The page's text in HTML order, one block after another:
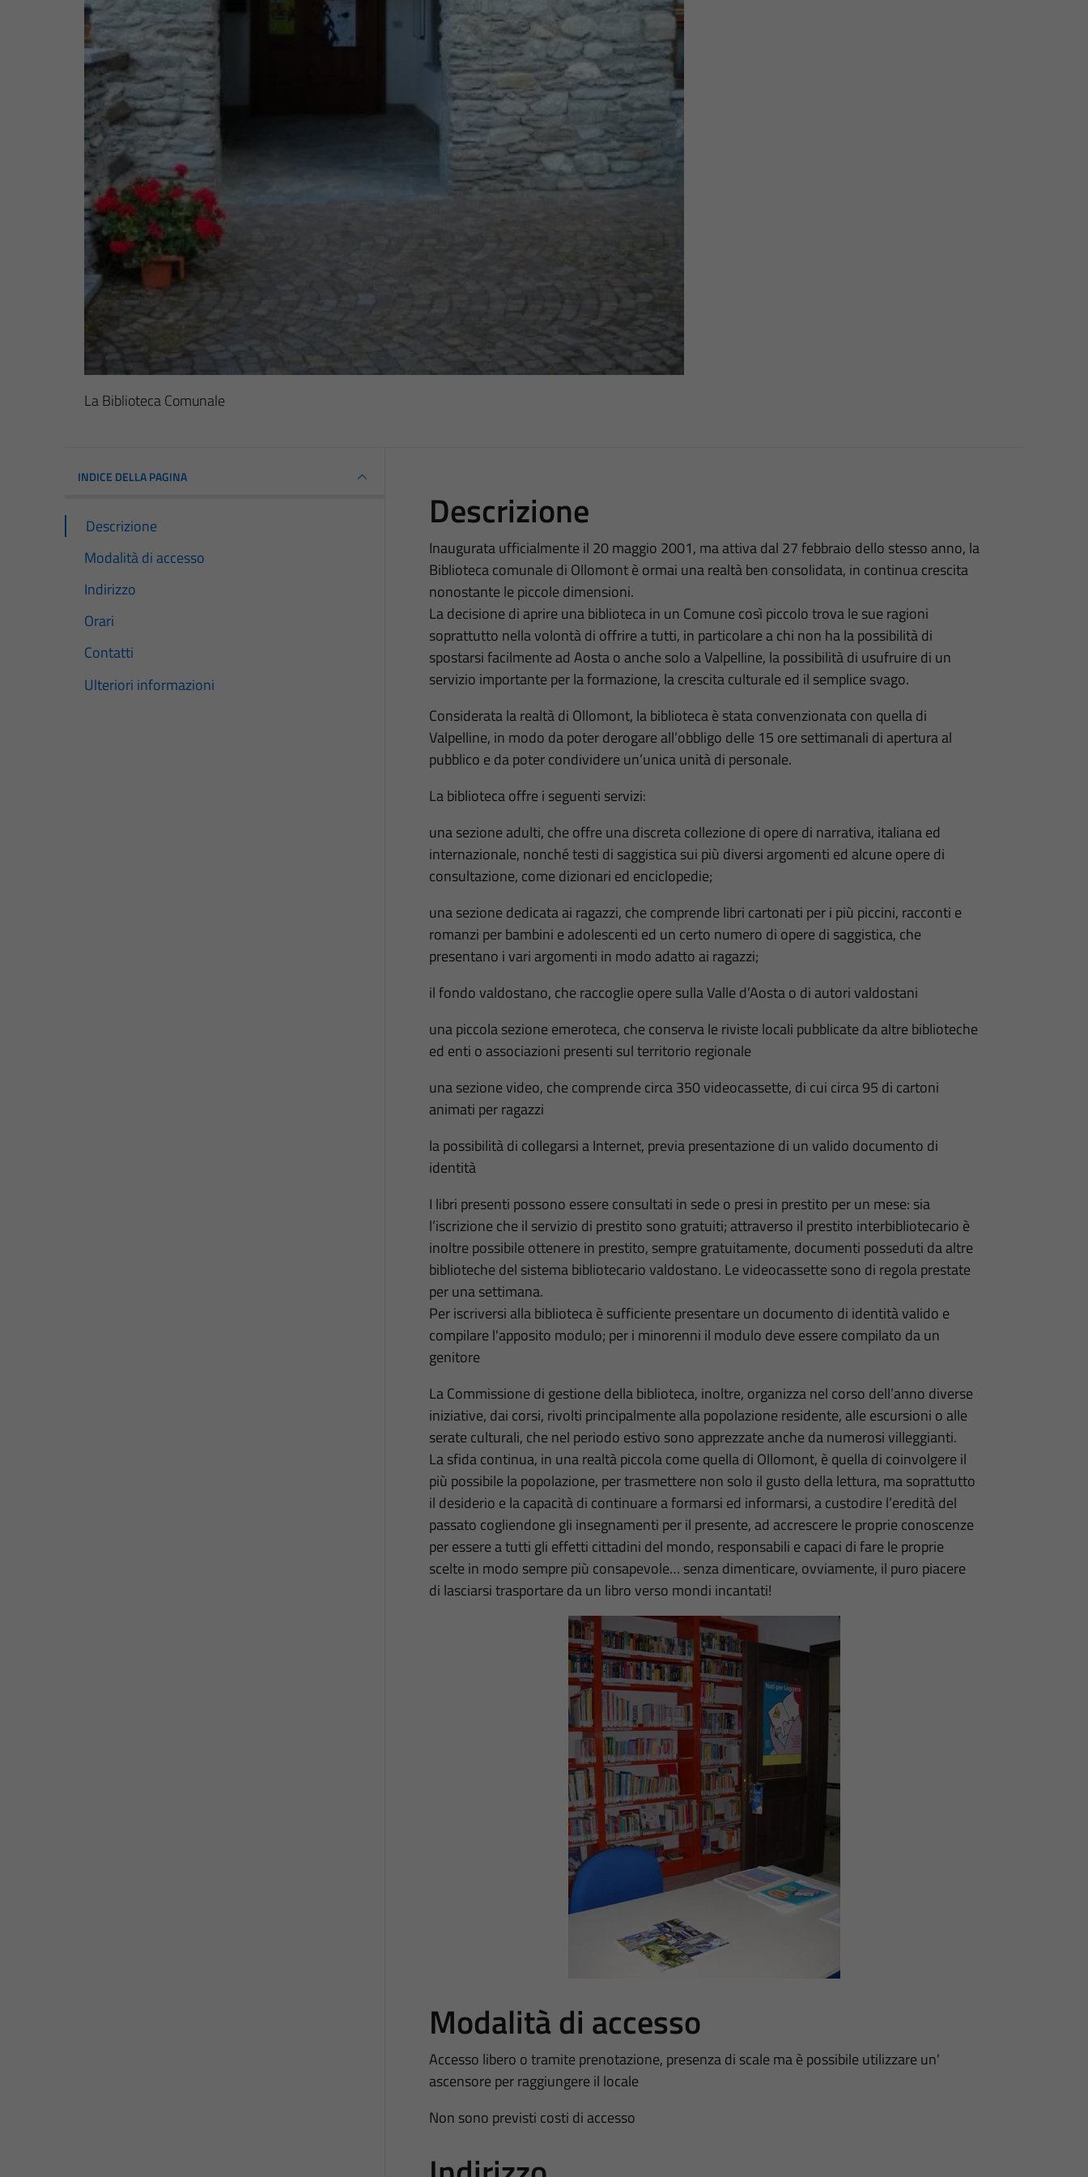
La Biblioteca Comunale
INDICE DELLA PAGINA
Descrizione
Modalità di accesso
Indirizzo
Orari
Contatti
Ulteriori informazioni
Descrizione
Inaugurata ufficialmente il 20 maggio 2001, ma attiva dal 27 febbraio dello stesso anno, la
Biblioteca comunale di Ollomont è ormai una realtà ben consolidata, in continua crescita
nonostante le piccole dimensioni.
La decisione di aprire una biblioteca in un Comune così piccolo trova le sue ragioni
soprattutto nella volontà di offrire a tutti, in particolare a chi non ha la possibilità di
spostarsi facilmente ad Aosta o anche solo a Valpelline, la possibilità di usufruire di un
servizio importante per la formazione, la crescita culturale ed il semplice svago.
Considerata la realtà di Ollomont, la biblioteca è stata convenzionata con quella di
Valpelline, in modo da poter derogare all’obbligo delle 15 ore settimanali di apertura al
pubblico e da poter condividere un’unica unità di personale.
La biblioteca offre i seguenti servizi:
una sezione adulti, che offre una discreta collezione di opere di narrativa, italiana ed
internazionale, nonché testi di saggistica sui più diversi argomenti ed alcune opere di
consultazione, come dizionari ed enciclopedie;
una sezione dedicata ai ragazzi, che comprende libri cartonati per i più piccini, racconti e
romanzi per bambini e adolescenti ed un certo numero di opere di saggistica, che
presentano i vari argomenti in modo adatto ai ragazzi;
il fondo valdostano, che raccoglie opere sulla Valle d’Aosta o di autori valdostani
una piccola sezione emeroteca, che conserva le riviste locali pubblicate da altre biblioteche
ed enti o associazioni presenti sul territorio regionale
una sezione video, che comprende circa 350 videocassette, di cui circa 95 di cartoni
animati per ragazzi
la possibilità di collegarsi a Internet, previa presentazione di un valido documento di
identità
I libri presenti possono essere consultati in sede o presi in prestito per un mese: sia
l’iscrizione che il servizio di prestito sono gratuiti; attraverso il prestito interbibliotecario è
inoltre possibile ottenere in prestito, sempre gratuitamente, documenti posseduti da altre
biblioteche del sistema bibliotecario valdostano. Le videocassette sono di regola prestate
per una settimana.
Per iscriversi alla biblioteca è sufficiente presentare un documento di identità valido e
compilare l'apposito modulo; per i minorenni il modulo deve essere compilato da un
genitore
La Commissione di gestione della biblioteca, inoltre, organizza nel corso dell’anno diverse
iniziative, dai corsi, rivolti principalmente alla popolazione residente, alle escursioni o alle
serate culturali, che nel periodo estivo sono apprezzate anche da numerosi villeggianti.
La sfida continua, in una realtà piccola come quella di Ollomont, è quella di coinvolgere il
più possibile la popolazione, per trasmettere non solo il gusto della lettura, ma soprattutto
il desiderio e la capacità di continuare a formarsi ed informarsi, a custodire l’eredità del
passato cogliendone gli insegnamenti per il presente, ad accrescere le proprie conoscenze
per essere a tutti gli effetti cittadini del mondo, responsabili e capaci di fare le proprie
scelte in modo sempre più consapevole… senza dimenticare, ovviamente, il puro piacere
di lasciarsi trasportare da un libro verso mondi incantati!
Modalità di accesso
Accesso libero o tramite prenotazione, presenza di scale ma è possibile utilizzare un'
ascensore per raggiungere il locale
Non sono previsti costi di accesso